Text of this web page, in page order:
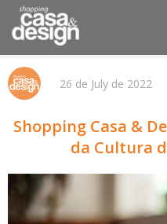
26 de July de 2022
Shopping Casa &
da Cultura